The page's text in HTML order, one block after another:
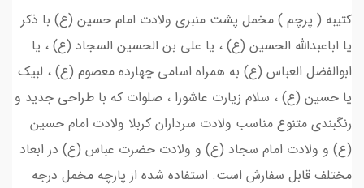
کتیبه ( پرچم ) مخمل پشت منبری ولادت امام حسین (ع) با ذکر
یا اباعبدالله الحسین (ع) ، یا علی بن الحسین السجاد (ع) ، یا
ابوالفضل العباس (ع) به همراه اسامی چهارده معصوم (ع) ، لبیک
یا حسین (ع) ، سلام زیارت عاشورا ، صلوات که با طراحی جدید و
رنگبندی متنوع مناسب ولادت سرداران کربلا ولادت امام حسین
(ع) و ولادت امام سجاد (ع) و ولادت حضرت عباس (ع) در ابعاد
مختلف قابل سفارش است. استفاده شده از پارچه مخمل درجه